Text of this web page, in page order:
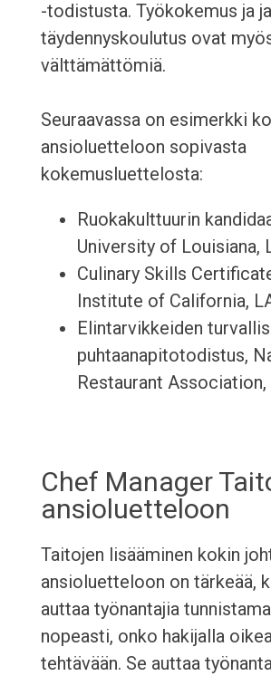
-todistusta. Työkokemus ja
täydennyskoulutus ovat
välttämättömiä.
Seuraavassa on esimerkki
ansioluetteloon sopivasta
kokemusluettelosta:
Ruokakulttuurin
University of Louisiana,
Culinary Skills
Institute of California,
Elintarvikkeiden
puhtaanapitotodistus,
Restaurant Association,
Chef Manager
ansioluetteloon
Taitojen lisääminen kokin
ansioluetteloon on tärkeää,
auttaa työnantajia
nopeasti, onko hakijalla
tehtävään. Se auttaa